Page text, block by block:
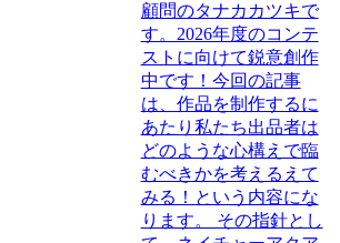
顧問のタナカカツキで
す。2026年度のコンテ
ストに向けて鋭意創作
中です！今回の記事
は、作品を制作するに
あたり私たち出品者は
どのような心構えで臨
むべきかを考えるえて
みる！という内容にな
ります。 その指針とし